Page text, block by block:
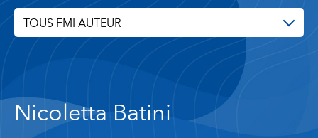
TOUS FMI AUTEUR
Nicoletta Batini